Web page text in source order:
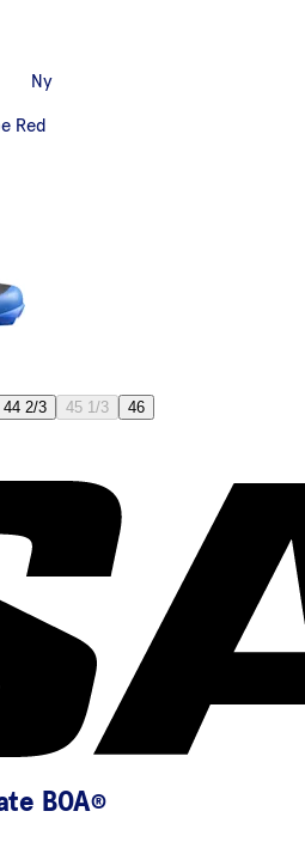
Ny
Red
44 2/3 45 1/3 46
BOA®